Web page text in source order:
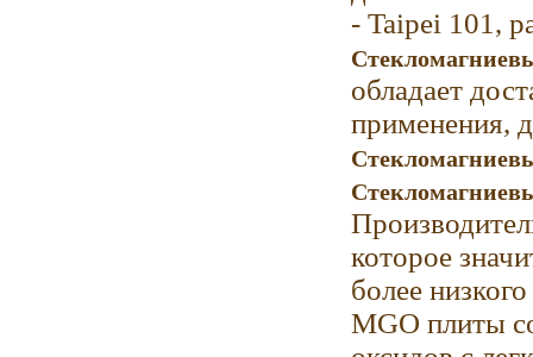
- Taipei 101,
обладает
применения,
которое
более
MGO плиты